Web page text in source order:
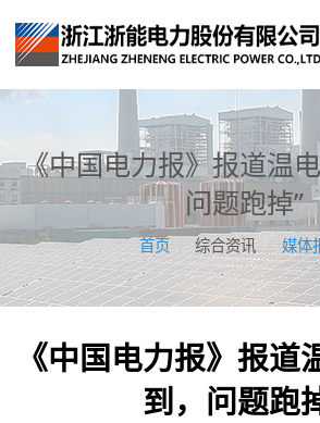
《中国电力报》报道温
问题跑掉”
首页 综合资讯 / 媒体
《中国电力报》报道
到，问题跑